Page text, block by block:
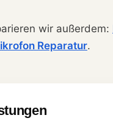
wir außerdem:
Reparatur.